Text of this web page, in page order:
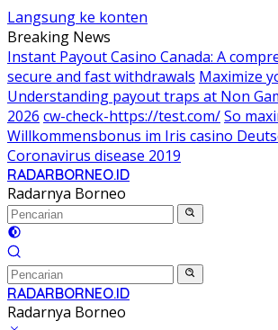
Langsung ke konten
Breaking News
Instant Payout Casino Canada: A
secure and fast withdrawals Maximize
Understanding payout traps at Non
2026 cw-check-https://test.com/So
Willkommensbonus im Iris casino
Coronavirus disease 2019
RADARBORNEO.ID
Radarnya Borneo
RADARBORNEO.ID
Radarnya Borneo